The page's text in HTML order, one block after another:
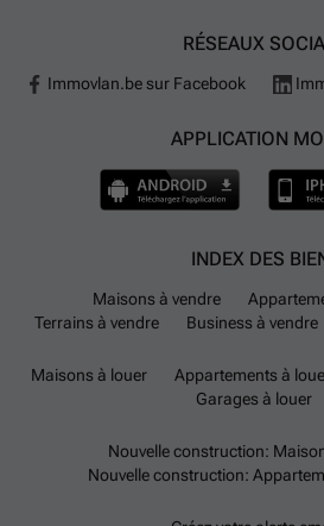
RÉSEAUX
Immovlan.be sur Facebook
APPLICATION
INDEX DES
Maisons à vendre
Terrains à vendre
Business à vendre
Maisons à louer Appartements à
Garages à louer
Nouvelle construction:
Nouvelle construction: